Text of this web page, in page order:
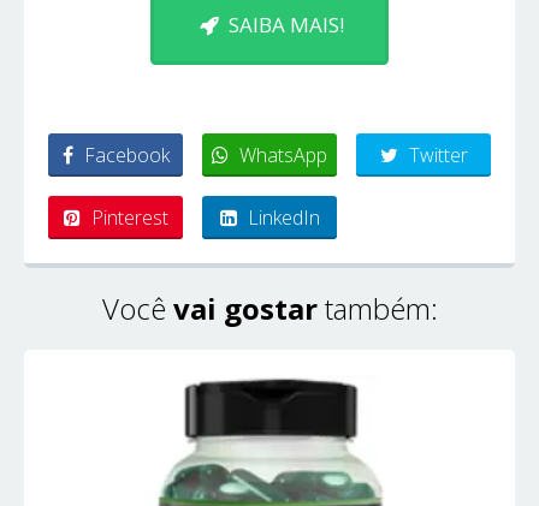
SAIBA MAIS!
Facebook WhatsApp Twitter
Pinterest LinkedIn
Você vai gostartambém: